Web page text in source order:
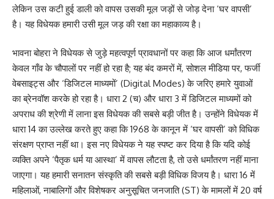
लेकिन उस कटी हुई डाली को वापस उसकी मूल जड़ों से जोड़ देना ‘घर वापसी’
है। यह विधेयक हमारी उसी मूल जड़ की रक्षा का महाकाव्य है।
भावना बोहरा ने विधेयक से जुड़े महत्वपूर्ण प्रावधानों पर कहा कि आज धर्मांतरण
केवल गाँव के चौपालों पर नहीं हो रहा है; यह बंद कमरों में, सोशल मीडिया पर, फर्जी
वेबसाइट्स और ‘डिजिटल माध्यमों’ (Digital Modes) के जरिए हमारे युवाओं
का ब्रेनवॉश करके हो रहा है। धारा 2 (च) और धारा 3 में डिजिटल माध्यमों को
अपराध की श्रेणी में लाना इस विधेयक की सबसे बड़ी जीत है। उन्होंने विधेयक में
धारा 14 का उल्लेख करते हुए कहा कि 1968 के कानून में ‘घर वापसी’ को विधिक
संरक्षण प्राप्त नहीं था। इस नए विधेयक ने यह स्पष्ट कर दिया है कि यदि कोई
व्यक्ति अपने ‘पैतृक धर्म या आस्था’ में वापस लौटता है, तो उसे धर्मांतरण नहीं माना
जाएगा। यह हमारी सनातन संस्कृति की सबसे बड़ी विधिक विजय है। धारा 16 में
महिलाओं, नाबालिगों और विशेषकर अनुसूचित जनजाति (ST) के मामलों में 20 वर्ष